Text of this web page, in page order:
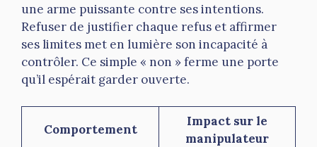
une arme puissante contre ses intentions.
Refuser de justifier chaque refus et affirmer
ses limites met en lumière son incapacité à
contrôler. Ce simple « non » ferme une porte
qu’il espérait garder ouverte.
Comportement
Impact sur le
manipulateur